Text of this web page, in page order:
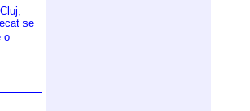
se
o